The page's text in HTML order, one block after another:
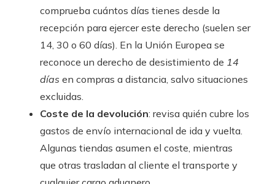
comprueba cuántos días tienes desde la
recepción para ejercer este derecho (suelen ser
14, 30 o 60 días). En la Unión Europea se
reconoce un derecho de desistimiento de 14
días en compras a distancia, salvo situaciones
excluidas.
Coste de la devolución: revisa quién cubre los
gastos de envío internacional de ida y vuelta.
Algunas tiendas asumen el coste, mientras
que otras trasladan al cliente el transporte y